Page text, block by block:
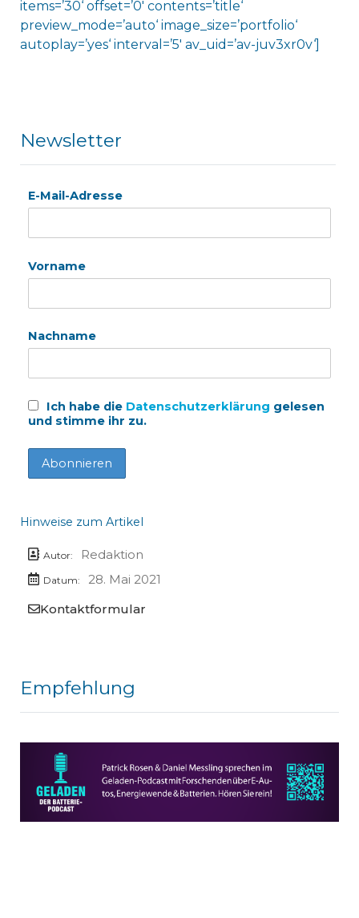
items=’30‘ offset=’0′ contents=’title‘
preview_mode=’auto‘ image_size=’portfolio‘
autoplay=’yes‘ interval=’5′ av_uid=’av-juv3xr0v‘]
Newsletter
E-Mail-Adresse
Vorname
Nachname
Ich habe die Datenschutzerklärung gelesen
und stimme ihr zu.
Hinweise zum Artikel
Autor: Redaktion
Datum:
28. Mai 2021
Kontaktformular
Empfehlung